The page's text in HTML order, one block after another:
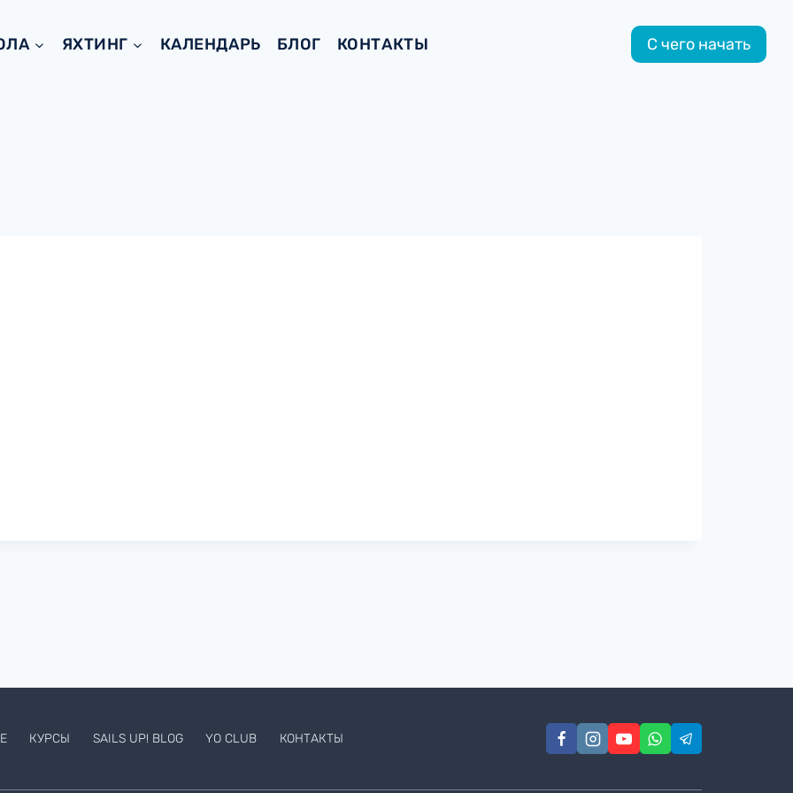
ЯХТИНГ КАЛЕНДАРЬ БЛОГ КОНТАКТЫ С чего начать
КУРСЫ SAILS UP! BLOG YO CLUB КОНТАКТЫ